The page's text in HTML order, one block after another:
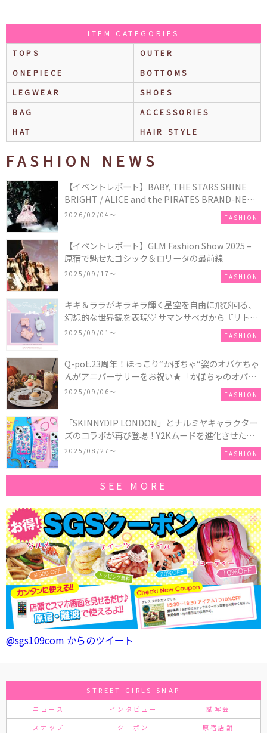
ITEM CATEGORIES
TOPS
OUTER
ONEPIECE
BOTTOMS
LEGWEAR
SHOES
BAG
ACCESSORIES
HAT
HAIR STYLE
FASHION NEWS
【イベントレポート】BABY, THE STARS SHINE
BRIGHT / ALICE and the PIRATES BRAND-NEW
COLLECTION in TOKYO
2026/02/04〜 FASHION
【イベントレポート】GLM Fashion Show 2025 –
原宿で魅せたゴシック＆ロリータの最前線
2025/09/17〜 FASHION
キキ＆ララがキラキラ輝く星空を自由に飛び回る、
幻想的な世界観を表現♡ サマンサベガから『リトル
ツインスターズ』50周年アニバーサリーイヤー』を
2025/09/01〜 FASHION
Q-pot.23周年！ほっこり“かぼちゃ“姿のオバケちゃ
んがアニバーサリーをお祝い★「かぼちゃのオバケ
ーキアクセサリー」が新発売！Q-pot CAFE.では
「かぼちゃのオバケーキプレート」も登場
2025/09/06〜 FASHION
「SKINNYDIP LONDON」とナルミヤキャラクター
ズのコラボが再び登場！Y2Kムードを進化させた新
作コレクションを発売♪
2025/08/27〜 FASHION
SEE MORE
@sgs109com からのツイート
STREET GIRLS SNAP
ニュース インタビュー 試写会
スナップ クーポン 原宿店舗